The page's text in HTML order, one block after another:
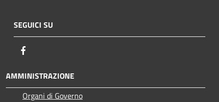
SEGUICI SU
AMMINISTRAZIONE
Organi di Governo